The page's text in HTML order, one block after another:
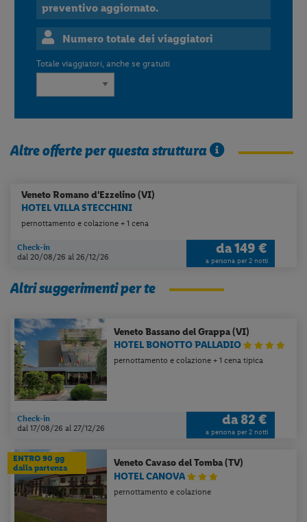
preventivo aggiornato.
Numero totale dei viaggiatori
Totale viaggiatori, anche se gratuiti
Altre offerte per questa struttura
VenetoRomano d'Ezzelino (VI)
HOTEL VILLA STECCHINI
pernottamento e colazione + 1 cena
Check-in
dal 20/08/26al 26/12/26
da149 €
a persona per 2 notti
Altri suggerimenti per te
VenetoBassano del Grappa (VI)
HOTEL BONOTTO PALLADIO
pernottamento e colazione + 1 cena tipica
Check-in
dal 17/08/26al 27/12/26
da82 €
a persona per 2 notti
VenetoCavaso del Tomba (TV)
HOTEL CANOVA
pernottamento e colazione
ENTRO 90 gg
dalla partenza